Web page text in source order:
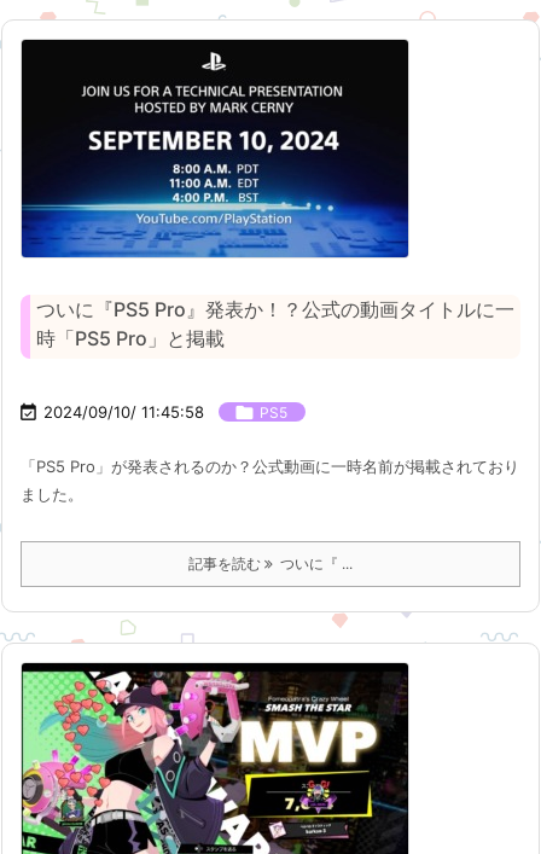
ついに『PS5 Pro』発表か！？公式の動画タイトルに一
時「PS5 Pro」と掲載
 2024/09/10/ 11:45:58  PS5
「PS5 Pro」が発表されるのか？公式動画に一時名前が掲載されており
ました。
記事を読む ついに『 ...